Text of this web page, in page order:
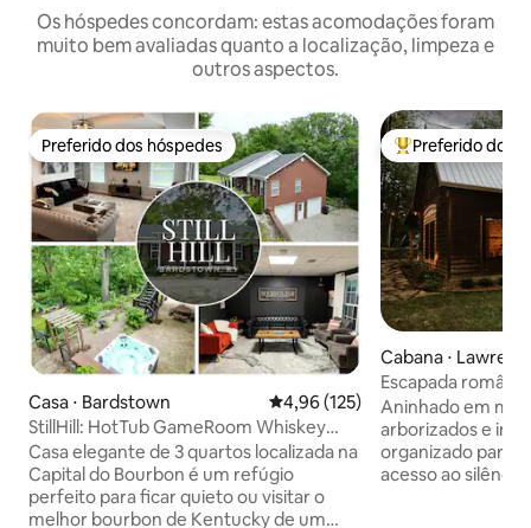
Os hóspedes concordam: estas acomodações foram
muito bem avaliadas quanto a localização, limpeza e
outros aspectos.
Preferido dos hóspedes
Preferido dos hóspedes
Casa ⋅ Bardstown 4,96 de uma avaliação média de
4,96 (125)
StillHill: HotTub GameRoom Whiskey
Lounge Acreage
Casa elegante de 3 quartos localizada na
Capital do Bourbon é um refúgio
perfeito para ficar quieto ou visitar o
melhor bourbon de Kentucky de um
Entre os
Preferido dos
Cabana ⋅
Escapada
aconchegante
banheira de
Aninhado em
arborizados e
organizado para
acesso ao